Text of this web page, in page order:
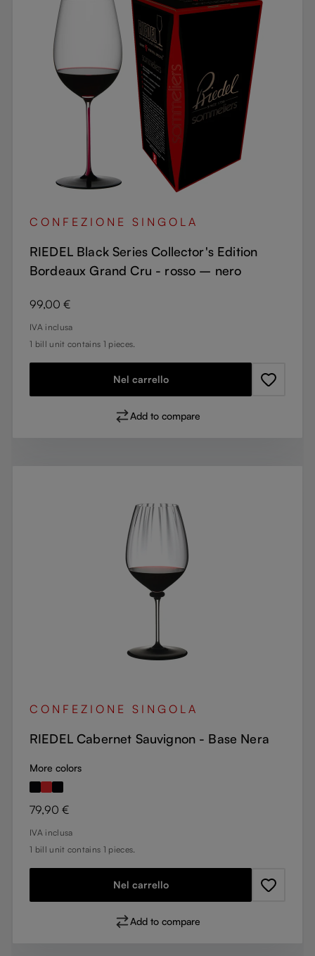
CONFEZIONE SINGOLA
RIEDEL Black Series Collector's Edition
Bordeaux Grand Cru - rosso – nero
Prezzo normale:
99,00 €
IVA inclusa
1 bill unit contains 1 pieces.
Nel carrello
Add to compare
CONFEZIONE SINGOLA
RIEDEL Cabernet Sauvignon - Base Nera
More colors
Prezzo normale:
79,90 €
IVA inclusa
1 bill unit contains 1 pieces.
Nel carrello
Add to compare